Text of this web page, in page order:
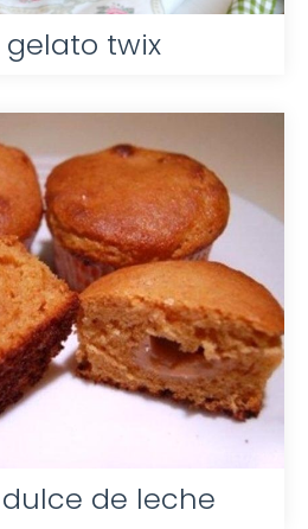
gelato twix
de leche